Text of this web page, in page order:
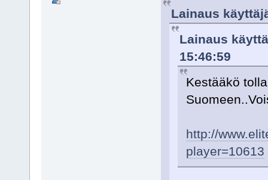
Lainaus
Lainaus
15:46:59
Kestääkö
http://
player=10613